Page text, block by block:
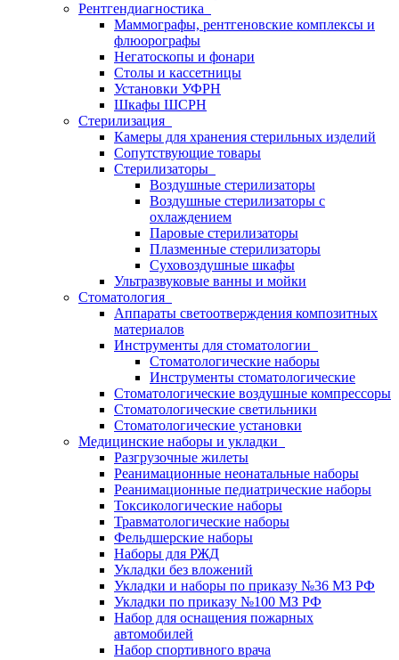
Рентгендиагностика
Маммографы, рентгеновские комплексы и
флюорографы
Негатоскопы и фонари
Столы и кассетницы
Установки УФРН
Шкафы ШСРН
Стерилизация
Камеры для хранения стерильных изделий
Сопутствующие товары
Стерилизаторы
Воздушные стерилизаторы
Воздушные стерилизаторы с
охлаждением
Паровые стерилизаторы
Плазменные стерилизаторы
Суховоздушные шкафы
Ультразвуковые ванны и мойки
Стоматология
Аппараты светоотверждения композитных
материалов
Инструменты для стоматологии
Стоматологические наборы
Инструменты стоматологические
Стоматологические воздушные компрессоры
Стоматологические светильники
Стоматологические установки
Медицинские наборы и укладки
Разгрузочные жилеты
Реанимационные неонатальные наборы
Реанимационные педиатрические наборы
Токсикологические наборы
Травматологические наборы
Фельдшерские наборы
Наборы для РЖД
Укладки без вложений
Укладки и наборы по приказу №36 МЗ РФ
Укладки по приказу №100 МЗ РФ
Набор для оснащения пожарных
автомобилей
Набор спортивного врача